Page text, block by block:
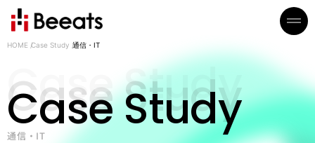
HOME Case Study 通信・IT
Case Study
通信・IT